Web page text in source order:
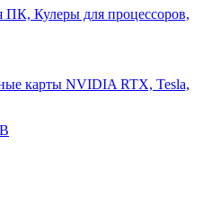
ПК, Кулеры для процессоров,
карты NVIDIA RTX, Tesla,